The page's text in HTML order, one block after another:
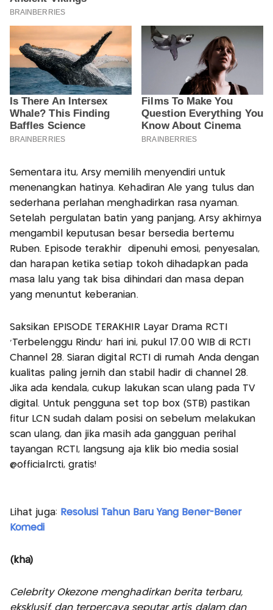
Sementara itu, Arsy memilih menyendiri untuk
menenangkan hatinya. Kehadiran Ale yang tulus dan
sederhana perlahan menghadirkan rasa nyaman.
Setelah pergulatan batin yang panjang, Arsy akhirnya
mengambil keputusan besar bersedia bertemu
Ruben. Episode terakhir dipenuhi emosi, penyesalan,
dan harapan ketika setiap tokoh dihadapkan pada
masa lalu yang tak bisa dihindari dan masa depan
yang menuntut keberanian.
Saksikan EPISODE TERAKHIR Layar Drama RCTI
'Terbelenggu Rindu' hari ini, pukul 17.00 WIB di RCTI
Channel 28. Siaran digital RCTI di rumah Anda dengan
kualitas paling jernih dan stabil hadir di channel 28.
Jika ada kendala, cukup lakukan scan ulang pada TV
digital. Untuk pengguna set top box (STB) pastikan
fitur LCN sudah dalam posisi on sebelum melakukan
scan ulang, dan jika masih ada gangguan perihal
tayangan RCTI, langsung aja klik bio media sosial
@officialrcti, gratis!
Lihat juga: Resolusi Tahun Baru Yang Bener-Bener
Komedi
(kha)
Celebrity Okezone menghadirkan berita terbaru,
eksklusif, dan terpercaya seputar artis dalam dan